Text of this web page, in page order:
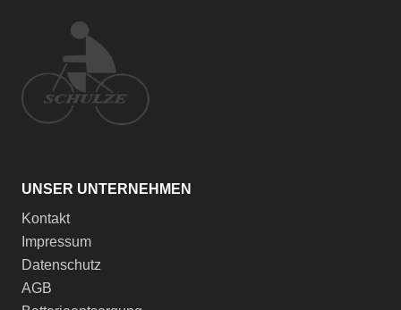
UNSER UNTERNEHMEN
Kontakt
Impressum
Datenschutz
AGB